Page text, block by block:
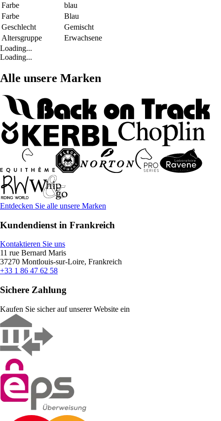
Farbe
blau
Farbe
Blau
Geschlecht
Gemischt
Altersgruppe
Erwachsene
Loading...
Loading...
Alle unsere Marken
Entdecken Sie alle unsere Marken
Kundendienst in Frankreich
Kontaktieren Sie uns
11 rue Bernard Maris
37270 Montlouis-sur-Loire, Frankreich
+33 1 86 47 62 58
Sichere Zahlung
Kaufen Sie sicher auf unserer Website ein